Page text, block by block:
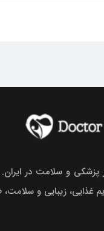
پزشکی و سلامت در
غذایی، زیبایی و